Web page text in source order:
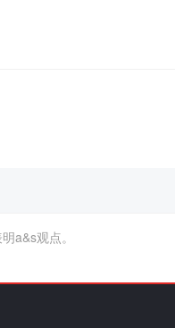
a&s观点。